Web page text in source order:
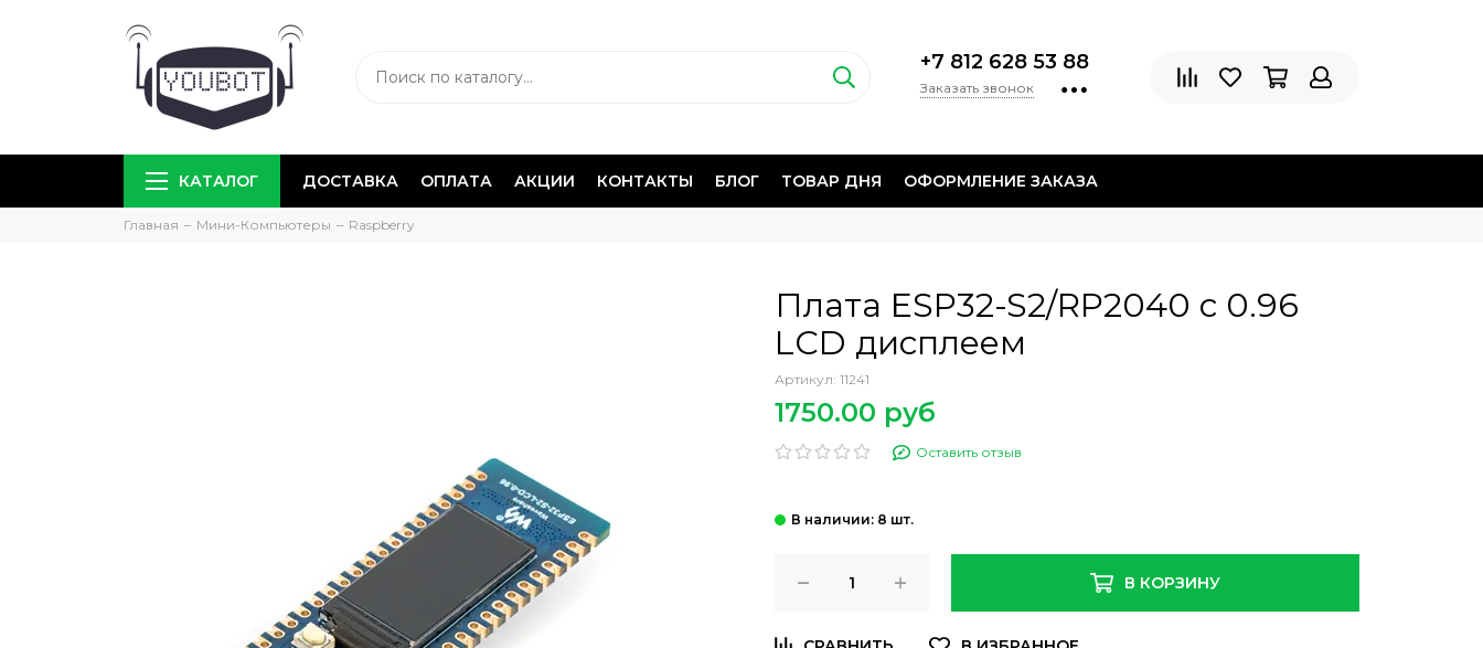
+7 812 628 53 88
Заказать звонок
КАТАЛОГ ДОСТАВКА ОПЛАТА АКЦИИ КОНТАКТЫ БЛОГ ТОВАР ДНЯ ОФОРМЛЕНИЕ ЗАКАЗА
Главная Мини-Компьютеры Raspberry
Плата ESP32-S2/RP2040 с 0.96
LCD дисплеем
Артикул: 11241
1750.00 руб
Оставить отзыв
: 8 шт.
В КОРЗИНУ